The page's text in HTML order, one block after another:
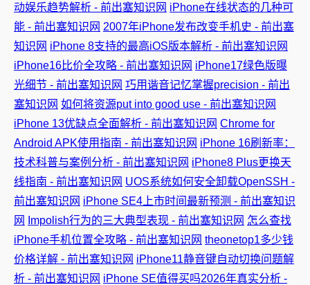
动娱乐趋势解析 - 前出塞知识网 iPhone在线状态的几种可
能 - 前出塞知识网 2007年iPhone发布改变手机史 - 前出塞
知识网 iPhone 8支持的最高iOS版本解析 - 前出塞知识网
iPhone16比价全攻略 - 前出塞知识网 iPhone17绿色版曝
光细节 - 前出塞知识网 巧用谐音记忆掌握precision - 前出
塞知识网 如何将资源put into good use - 前出塞知识网
iPhone 13优缺点全面解析 - 前出塞知识网 Chrome for
Android APK使用指南 - 前出塞知识网 iPhone 16刷新率：
技术科普与案例分析 - 前出塞知识网 iPhone8 Plus更换天
线指南 - 前出塞知识网 UOS系统如何安全卸载OpenSSH -
前出塞知识网 iPhone SE4上市时间最新预测 - 前出塞知识
网
Impolish行为的三大典型表现 - 前出塞知识网 怎么查找
iPhone手机位置全攻略 - 前出塞知识网 theonetop1多少钱
价格详解 - 前出塞知识网 iPhone11静音键自动切换问题解
析 - 前出塞知识网 iPhone SE值得买吗2026年真实分析 -